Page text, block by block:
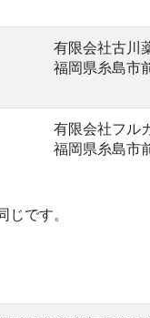
有限会社古川
福岡県糸島市
有限会社フル
福岡県糸島市
じです。